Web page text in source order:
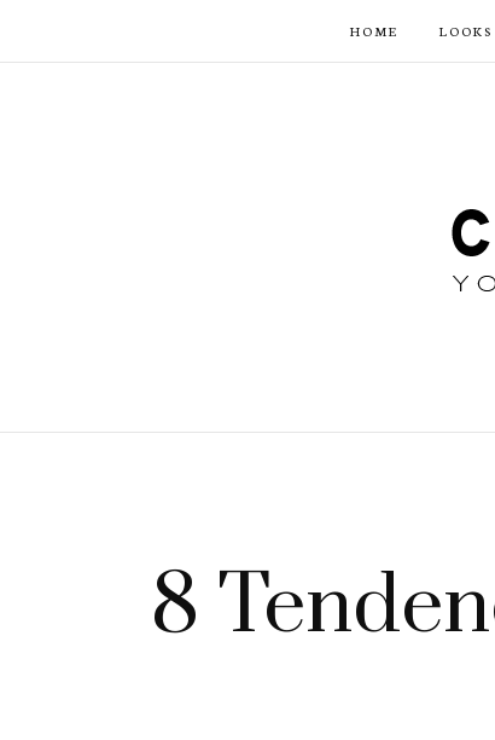
HOME LOOKS
8